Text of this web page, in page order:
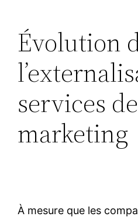
Évolution
services de
marketing
À mesure que les